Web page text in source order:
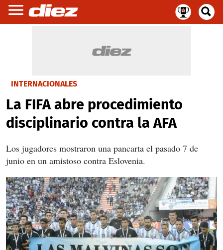
INTERNACIONALES
La FIFA abre procedimiento
disciplinario contra la AFA
Los jugadores mostraron una pancarta el pasado 7 de
junio en un amistoso contra Eslovenia.